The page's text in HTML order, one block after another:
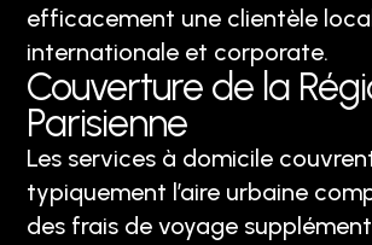
efficacement une clientèle
internationale et corporate.
Couverture de la
Parisienne
Les services à domicile
typiquement l’aire urbaine
des frais de voyage